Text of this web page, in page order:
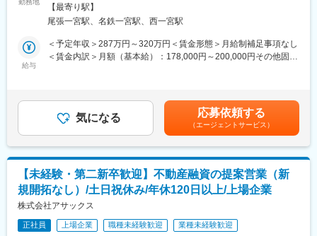
■正社員登用について
契約社員からのスタートですが、正社員登用率は95％以上。入社
ます。
なく、シフトも調整しやすいためプライベートと両立できます。
■企業概要
国内有数の小売業グループの金融サービス事業を担う当社は、グ
ループの新たな収益の柱として金融サービス事業を推進するミッ
ションを一手に担っています。第二創業期を迎えた今、スケール
の大きな市場で従業員一人ひとりが目指す分野で能力を活かしな
がら業務に取り組んでいます。
変更の範囲：会社の定める業務
ドン・キホーテやアピタなどで知られるPPIHグループの金融サー
ビスを担う当社。来店型保険ショップの強化に伴い、未経験から
スタートできる人材を増員募集します。これまでの経験よりも
「人と関わる姿勢」を重視した採用です。
接客をお任せします。来店型のため、呼び込みや訪問営業は一切
ありません。
＜具体的には＞
・家族構成や将来の希望などのヒアリング
・最適なプランのご提案（複数商品の中から選定）
・契約手続きのサポート、書類作成
・ご契約後のフォロー対応
す！
受動喫煙対策：敷地内全面禁煙変更の範囲：会社の定める事業所
【最寄り駅】
尾張一宮駅、名鉄一宮駅、西一宮駅
給与
＜予定年収＞287万円～320万円＜賃金形態＞月給制補足事項なし
＜賃金内訳＞月額（基本給）：178,000円～200,000円その他固定
月給3か月分/年■営業手当：月額17,000円※ショップの店長を担当
する場合、店長手当（月額20,000円）支給。賃金はあくまでも目
安の金額であり、選考を通じて上下する可能性があります。月給
(月額)は固定手当を含めた表記です。
気になる 応募依頼する
（エージェントサービス）
【未経験・第二新卒歓迎】不動産融資の提案営業（新
規開拓なし）/土日祝休み/年休120日以上/上場企業
株式会社アサックス
正社員 上場企業 職種未経験歓迎 業種未経験歓迎